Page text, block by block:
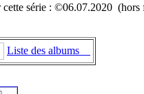
série : ©06.07.2020 (hors
Liste des albums